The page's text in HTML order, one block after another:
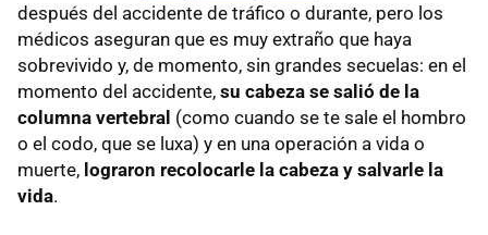
después del accidente de tráfico o durante, pero los
médicos aseguran que es muy extraño que haya
sobrevivido y, de momento, sin grandes secuelas: en el
momento del accidente, su cabeza se salió de la
columna vertebral (como cuando se te sale el hombro
o el codo, que se luxa) y en una operación a vida o
muerte, lograron recolocarle la cabeza y salvarle la
vida.